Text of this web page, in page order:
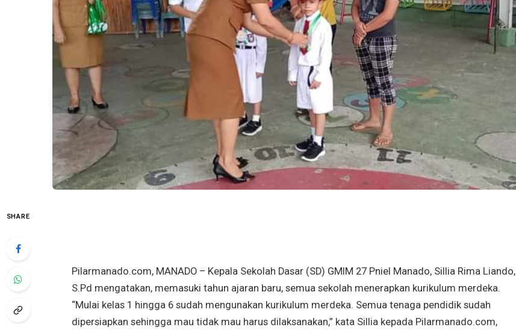
SHARE
Pilarmanado.com, MANADO – Kepala Sekolah Dasar (SD) GMIM 27 Pniel Manado, Sillia Rima Liando,
S.Pd mengatakan, memasuki tahun ajaran baru, semua sekolah menerapkan kurikulum merdeka.
“Mulai kelas 1 hingga 6 sudah mengunakan kurikulum merdeka. Semua tenaga pendidik sudah
dipersiapkan sehingga mau tidak mau harus dilaksanakan,” kata Sillia kepada Pilarmanado.com,